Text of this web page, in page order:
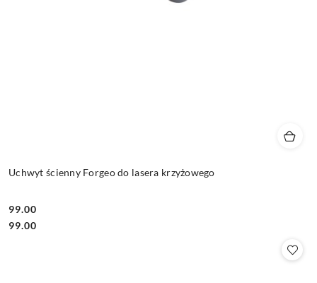
Uchwyt ścienny Forgeo do lasera krzyżowego
Cena:
99.00
Cena:
99.00